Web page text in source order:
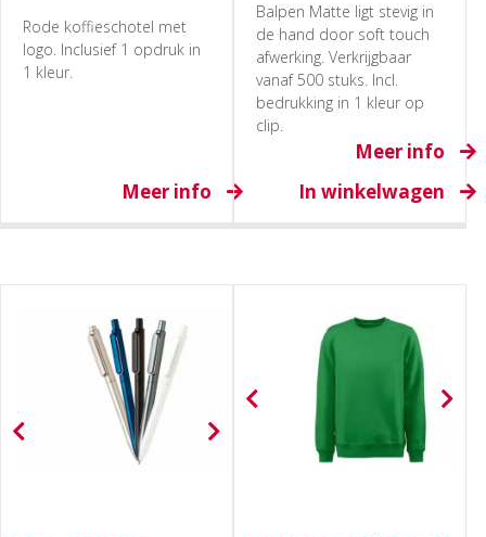
Meer info
Rode koffieschotel met
logo. Inclusief 1 opdruk in
1 kleur.
Meer info
In winkelwagen
Balpen Matte ligt stevig in
de hand door soft touch
afwerking. Verkrijgbaar
vanaf 500 stuks. Incl.
bedrukking in 1 kleur op
clip.